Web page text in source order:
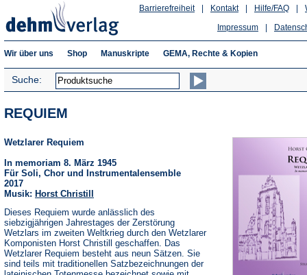
Hilfe/FAQ
Kontakt
Barrierefreiheit
Impressum
Wir über uns Shop Manuskripte GEMA, Rechte & Kopien
Suche:
REQUIEM
Wetzlarer Requiem
In memoriam 8. März 1945
Für Soli, Chor und Instrumentalensemble
2017
Musik: Horst Christill
Dieses Requiem wurde anlässlich des
siebzigjährigen Jahrestages der Zerstörung
Wetzlars im zweiten Weltkrieg durch den Wetzlarer
Komponisten Horst Christill geschaffen. Das
Wetzlarer Requiem besteht aus neun Sätzen. Sie
sind teils mit traditionellen Satzbezeichnungen der